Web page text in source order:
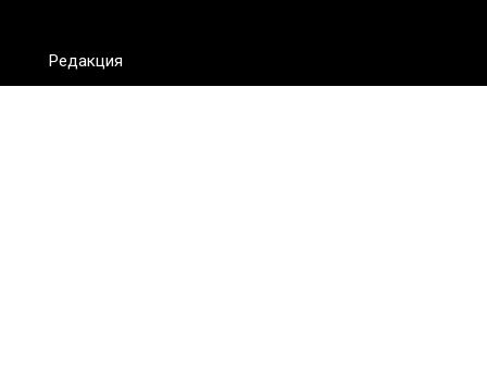
Редакция